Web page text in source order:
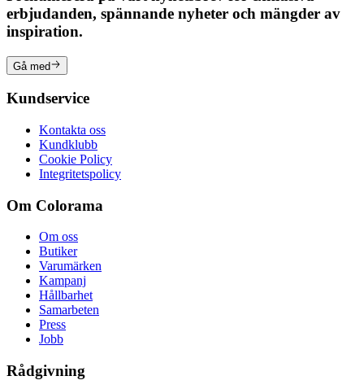
erbjudanden, spännande nyheter och mängder av
inspiration.
Gå med
Kundservice
Kontakta oss
Kundklubb
Cookie Policy
Integritetspolicy
Om Colorama
Om oss
Butiker
Varumärken
Kampanj
Hållbarhet
Samarbeten
Press
Jobb
Rådgivning